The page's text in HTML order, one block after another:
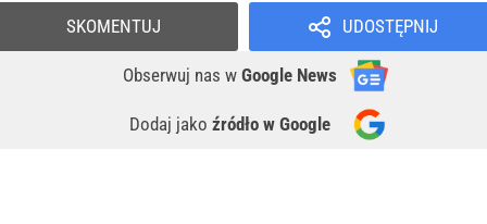
UDOSTĘPNIJ
Obserwuj nas w Google News
Dodaj jako źródło w Google
SKOMENTUJ